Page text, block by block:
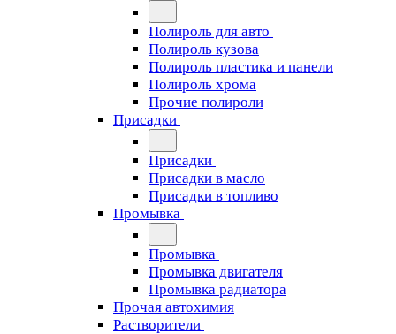
Полироль для авто
Полироль кузова
Полироль пластика и панели
Полироль хрома
Прочие полироли
Присадки
Присадки
Присадки в масло
Присадки в топливо
Промывка
Промывка
Промывка двигателя
Промывка радиатора
Прочая автохимия
Растворители